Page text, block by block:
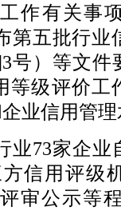
作有关事
第五批行
号）等文件
等级评价工
业信用管
业73家企业
信用评级
审公示等